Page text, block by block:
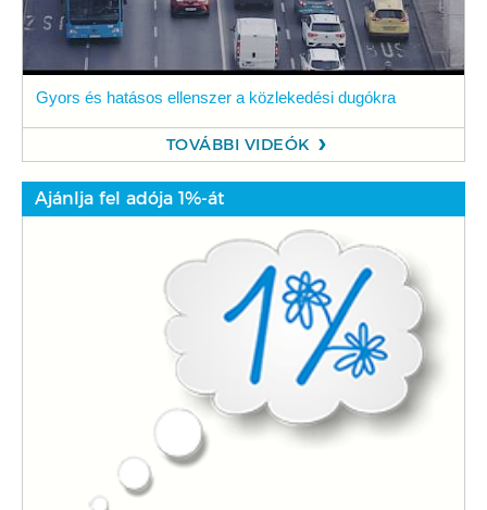
Gyors és hatásos ellenszer a közlekedési dugókra
TOVÁBBI VIDEÓK
Ajánlja fel adója 1%-át